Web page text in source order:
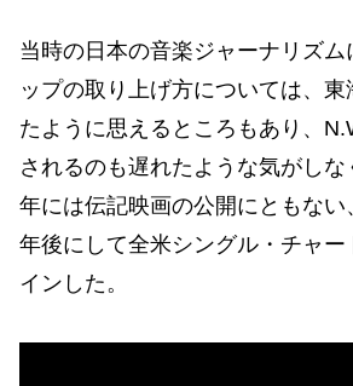
当時の日本の音楽ジャーナリズ
ップの取り上げ方については、
たように思えるところもあり、
されるのも遅れたような気がし
年には伝記映画の公開にともな
年後にして全米シングル・チャー
インした。